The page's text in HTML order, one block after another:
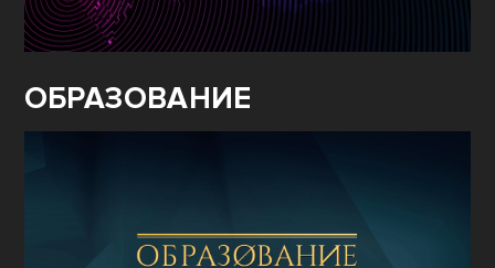
ФЕДЕРАЛЬНОЕЗНАЧЕНИЕ